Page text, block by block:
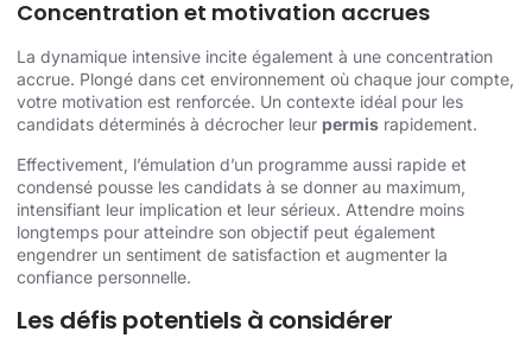
Concentration et motivation accrues
La dynamique intensive incite également à une concentration
accrue. Plongé dans cet environnement où chaque jour compte,
votre motivation est renforcée. Un contexte idéal pour les
candidats déterminés à décrocher leur permis rapidement.
Effectivement, l’émulation d’un programme aussi rapide et
condensé pousse les candidats à se donner au maximum,
intensifiant leur implication et leur sérieux. Attendre moins
longtemps pour atteindre son objectif peut également
engendrer un sentiment de satisfaction et augmenter la
confiance personnelle.
Les défis potentiels à considérer